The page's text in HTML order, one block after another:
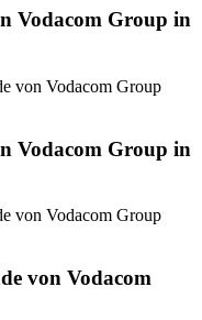
Vodacom Group in
von Vodacom Group
Vodacom Group in
von Vodacom Group
von Vodacom